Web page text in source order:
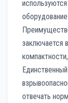
заключается
отвечать